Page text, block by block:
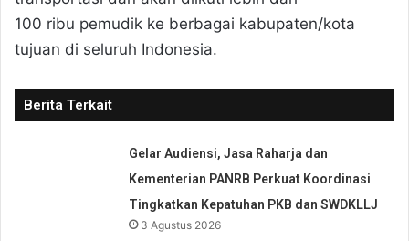
100 ribu pemudik ke berbagai kabupaten/kota
tujuan di seluruh Indonesia.
Berita Terkait
Gelar Audiensi, Jasa Raharja dan
Kementerian PANRB Perkuat Koordinasi
Tingkatkan Kepatuhan PKB dan SWDKLLJ
3 Agustus 2026